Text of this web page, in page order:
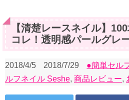
【清楚レースネイル】
コレ！透明感パールグレ
2018/4/5 2018/7/29 ●簡単セル
ルフネイル Seshe, 商品レビュー,